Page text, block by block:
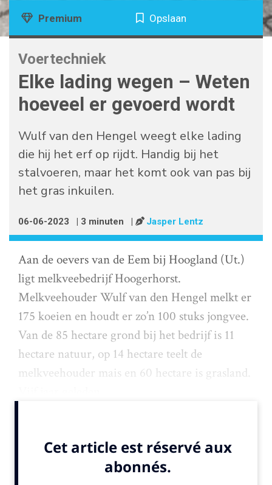
Premium Opslaan
Voertechniek
Elke lading wegen – Weten
hoeveel er gevoerd wordt
Wulf van den Hengel weegt elke lading
die hij het erf op rijdt. Handig bij het
stalvoeren, maar het komt ook van pas bij
het gras inkuilen.
06-06-2023 | 3 minuten | Jasper Lentz
Aan de oevers van de Eem bij Hoogland (Ut.)
ligt melkveebedrijf Hoogerhorst.
Melkveehouder Wulf van den Hengel melkt er
175 koeien en houdt er zo’n 100 stuks jongvee.
Van de 85 hectare grond bij het bedrijf is 11
hectare natuur, op 14 hectare teelt de
melkveehouder mais en 60 hectare is grasland.